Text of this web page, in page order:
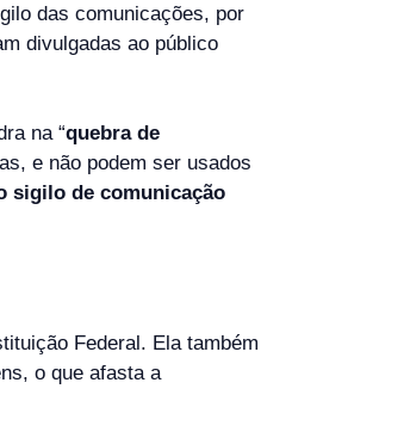
das comunicações, por
divulgadas ao público
na “quebra de
e não podem ser usados
sigilo de comunicação
Federal. Ela também
o que afasta a